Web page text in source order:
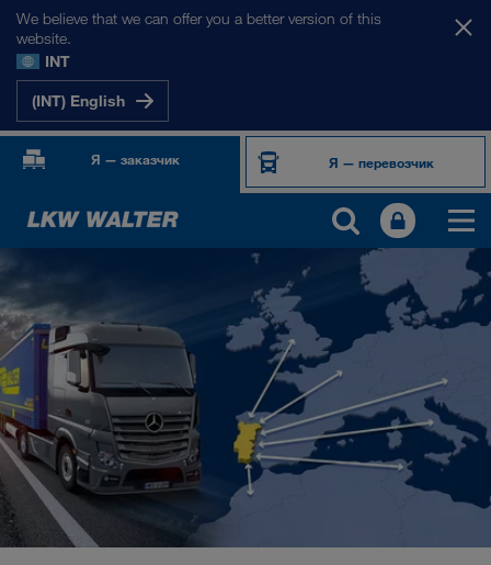
We believe that we can offer you a better version of this
website.
INT
(INT) English
Я — заказчик Я — перевозчик
НАШИ РЫНКИ
Европа
Центральная Азия
Россия
Ближний Восток